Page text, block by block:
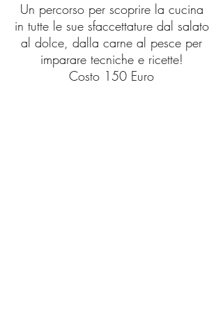
Un percorso per scoprire la cucina
in tutte le sue sfaccettature dal salato
al dolce, dalla carne al pesce per
imparare tecniche e ricette!
Costo 150 Euro